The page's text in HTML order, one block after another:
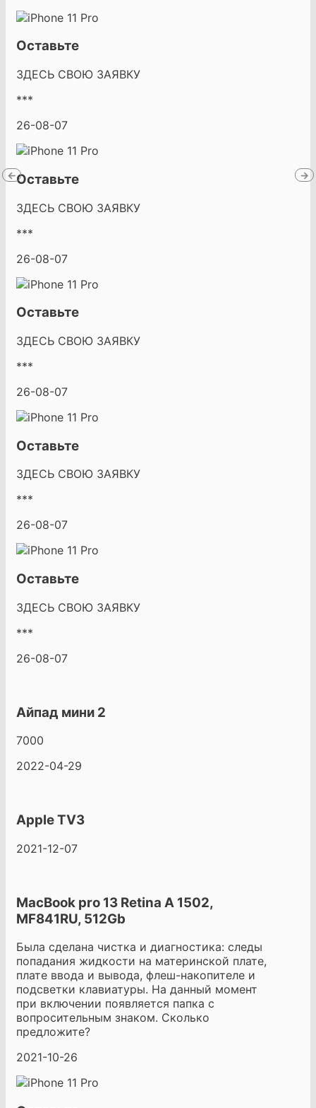
Оставьте
ЗДЕСЬ СВОЮ ЗАЯВКУ
***
26-08-07
Оставьте
ЗДЕСЬ СВОЮ ЗАЯВКУ
***
26-08-07
Оставьте
ЗДЕСЬ СВОЮ ЗАЯВКУ
***
26-08-07
Оставьте
ЗДЕСЬ СВОЮ ЗАЯВКУ
***
26-08-07
Оставьте
ЗДЕСЬ СВОЮ ЗАЯВКУ
***
26-08-07
Айпад мини 2
7000
2022-04-29
Apple TV3
2021-12-07
MacBook pro 13 Retina A 1502,
MF841RU, 512Gb
Была сделана чистка и диагностика: следы
попадания жидкости на материнской плате,
плате ввода и вывода, флеш-накопителе и
подсветки клавиатуры. На данный момент
при включении появляется папка с
вопросительным знаком. Сколько
предложите?
2021-10-26
← →